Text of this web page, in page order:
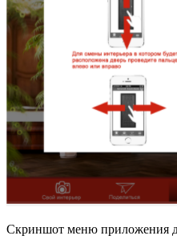
Скриншот меню приложения